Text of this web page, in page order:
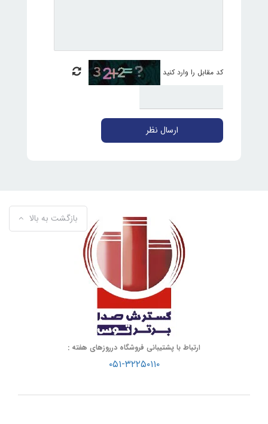
کد مقابل را وارد کنید
ارسال نظر
بازگشت به بالا
ارتباط با پشتیبانی فروشگاه درروزهای هفته :
۰۵۱-۳۲۲۵۰۱۱۰